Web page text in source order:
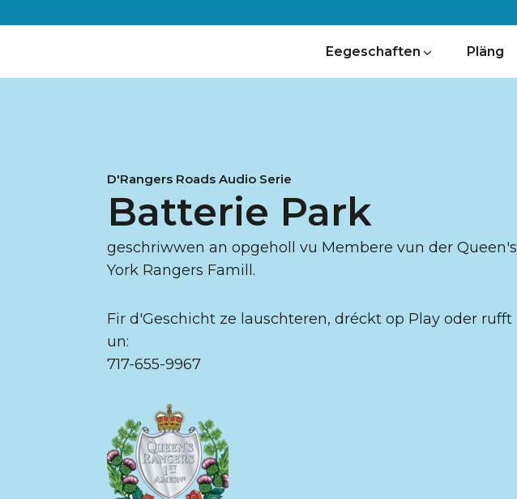
Eegeschaften Pläng
D'Rangers Roads Audio Serie
Batterie Park
geschriwwen an opgeholl vu Membere vun der Queen's
York Rangers Famill.
Fir d'Geschicht ze lauschteren, dréckt op Play oder rufft
un:
717-655-9967